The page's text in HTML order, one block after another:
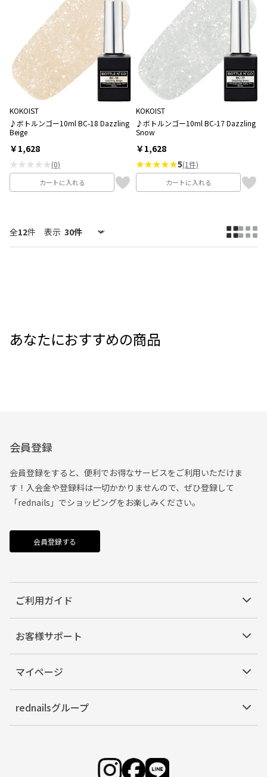
KOKOIST
♪ボトルンゴー10ml BC-18 Dazzling
Beige
￥1,628
★★★★★(0)
カートに入れる
KOKOIST
♪ボトルンゴー10ml BC-17 Dazzling
Snow
￥1,628
★★★★★5(1件)
カートに入れる
全12件 表示
あなたにおすすめの商品
会員登録
会員登録をすると、便利でお得なサービスをご利用いただけま
す！入会金や登録料は一切かかりませんので、ぜひ登録して
「rednails」でショッピングをお楽しみください。
会員登録する
ご利用ガイド
お客様サポート
マイページ
rednailsグループ